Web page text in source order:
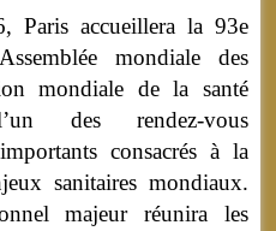
accueillera la 93e
mondiale des
mondiale de la santé
des rendez-vous
consacrés à la
sanitaires mondiaux.
majeur réunira les